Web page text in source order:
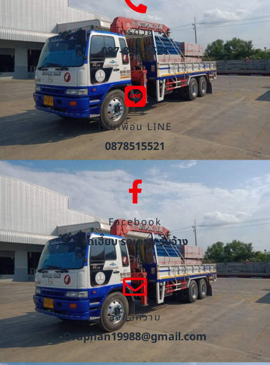
โทรด่วน
087-851-5521
เพิ่มเพื่อน LINE
0878515521
Facebook
รถเฮี๊ยบ รถเครน รับจ้าง
ส่งข้อความ
Oraphan19988@gmail.com